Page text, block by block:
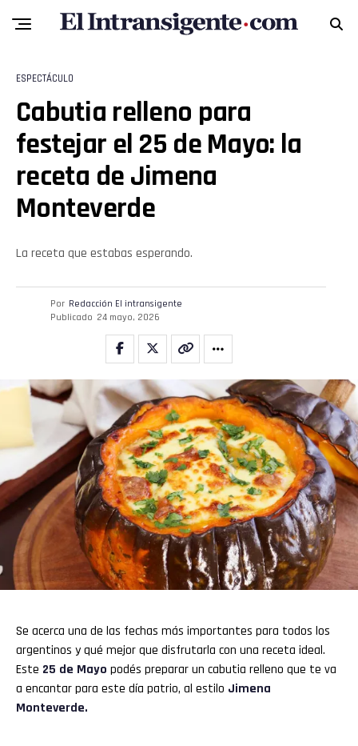
ESPECTÁCULO
Cabutia relleno para
festejar el 25 de Mayo: la
receta de Jimena
Monteverde
La receta que estabas esperando.
Por Redacción El intransigente
Publicado 24 mayo, 2026
Se acerca una de las fechas más importantes para todos los
argentinos y qué mejor que disfrutarla con una receta ideal.
Este 25 de Mayo podés preparar un cabutia relleno que te va
a encantar para este día patrio, al estilo Jimena
Monteverde.
Flipboard
Reddit
Pinterest
Email